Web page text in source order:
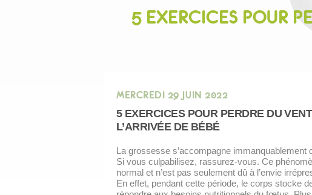
5 EXERCICES POUR
MERCREDI 29 JUIN 2022
5 EXERCICES POUR PERDRE DU
L’ARRIVÉE DE BÉBÉ
La grossesse s’accompagne immanquablement
Si vous culpabilisez, rassurez-vous. Ce
normal et n’est pas seulement dû à l’envie
En effet, pendant cette période, le corps stocke